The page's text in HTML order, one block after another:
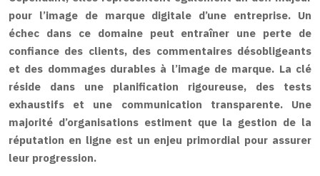
pour l’image de marque digitale d’une entreprise. Un
échec dans ce domaine peut entraîner une perte de
confiance des clients, des commentaires désobligeants
et des dommages durables à l’image de marque. La clé
réside dans une planification rigoureuse, des tests
exhaustifs et une communication transparente. Une
majorité d’organisations estiment que la gestion de la
réputation en ligne est un enjeu primordial pour assurer
leur progression.